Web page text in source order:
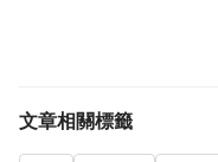
文章相關標籤